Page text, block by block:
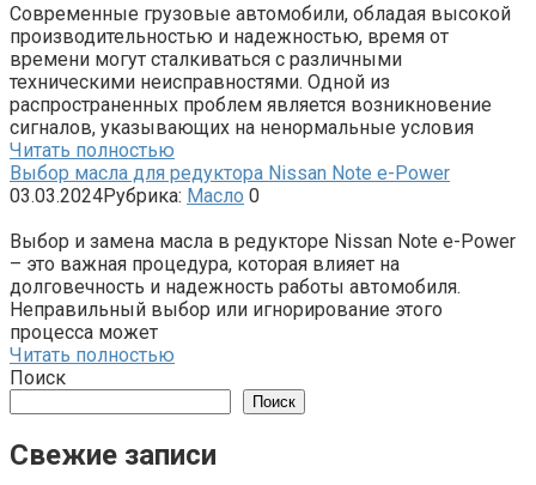
Современные грузовые автомобили, обладая высокой
производительностью и надежностью, время от
времени могут сталкиваться с различными
техническими неисправностями. Одной из
распространенных проблем является возникновение
сигналов, указывающих на ненормальные условия
Читать полностью
Выбор масла для редуктора Nissan Note e-Power
03.03.2024Рубрика: Масло 0
Выбор и замена масла в редукторе Nissan Note e-Power
– это важная процедура, которая влияет на
долговечность и надежность работы автомобиля.
Неправильный выбор или игнорирование этого
процесса может
Читать полностью
Поиск
Поиск
Свежие записи